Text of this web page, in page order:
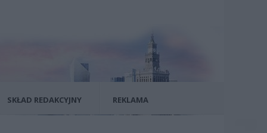
SKŁAD REDAKCYJNY REKLAMA